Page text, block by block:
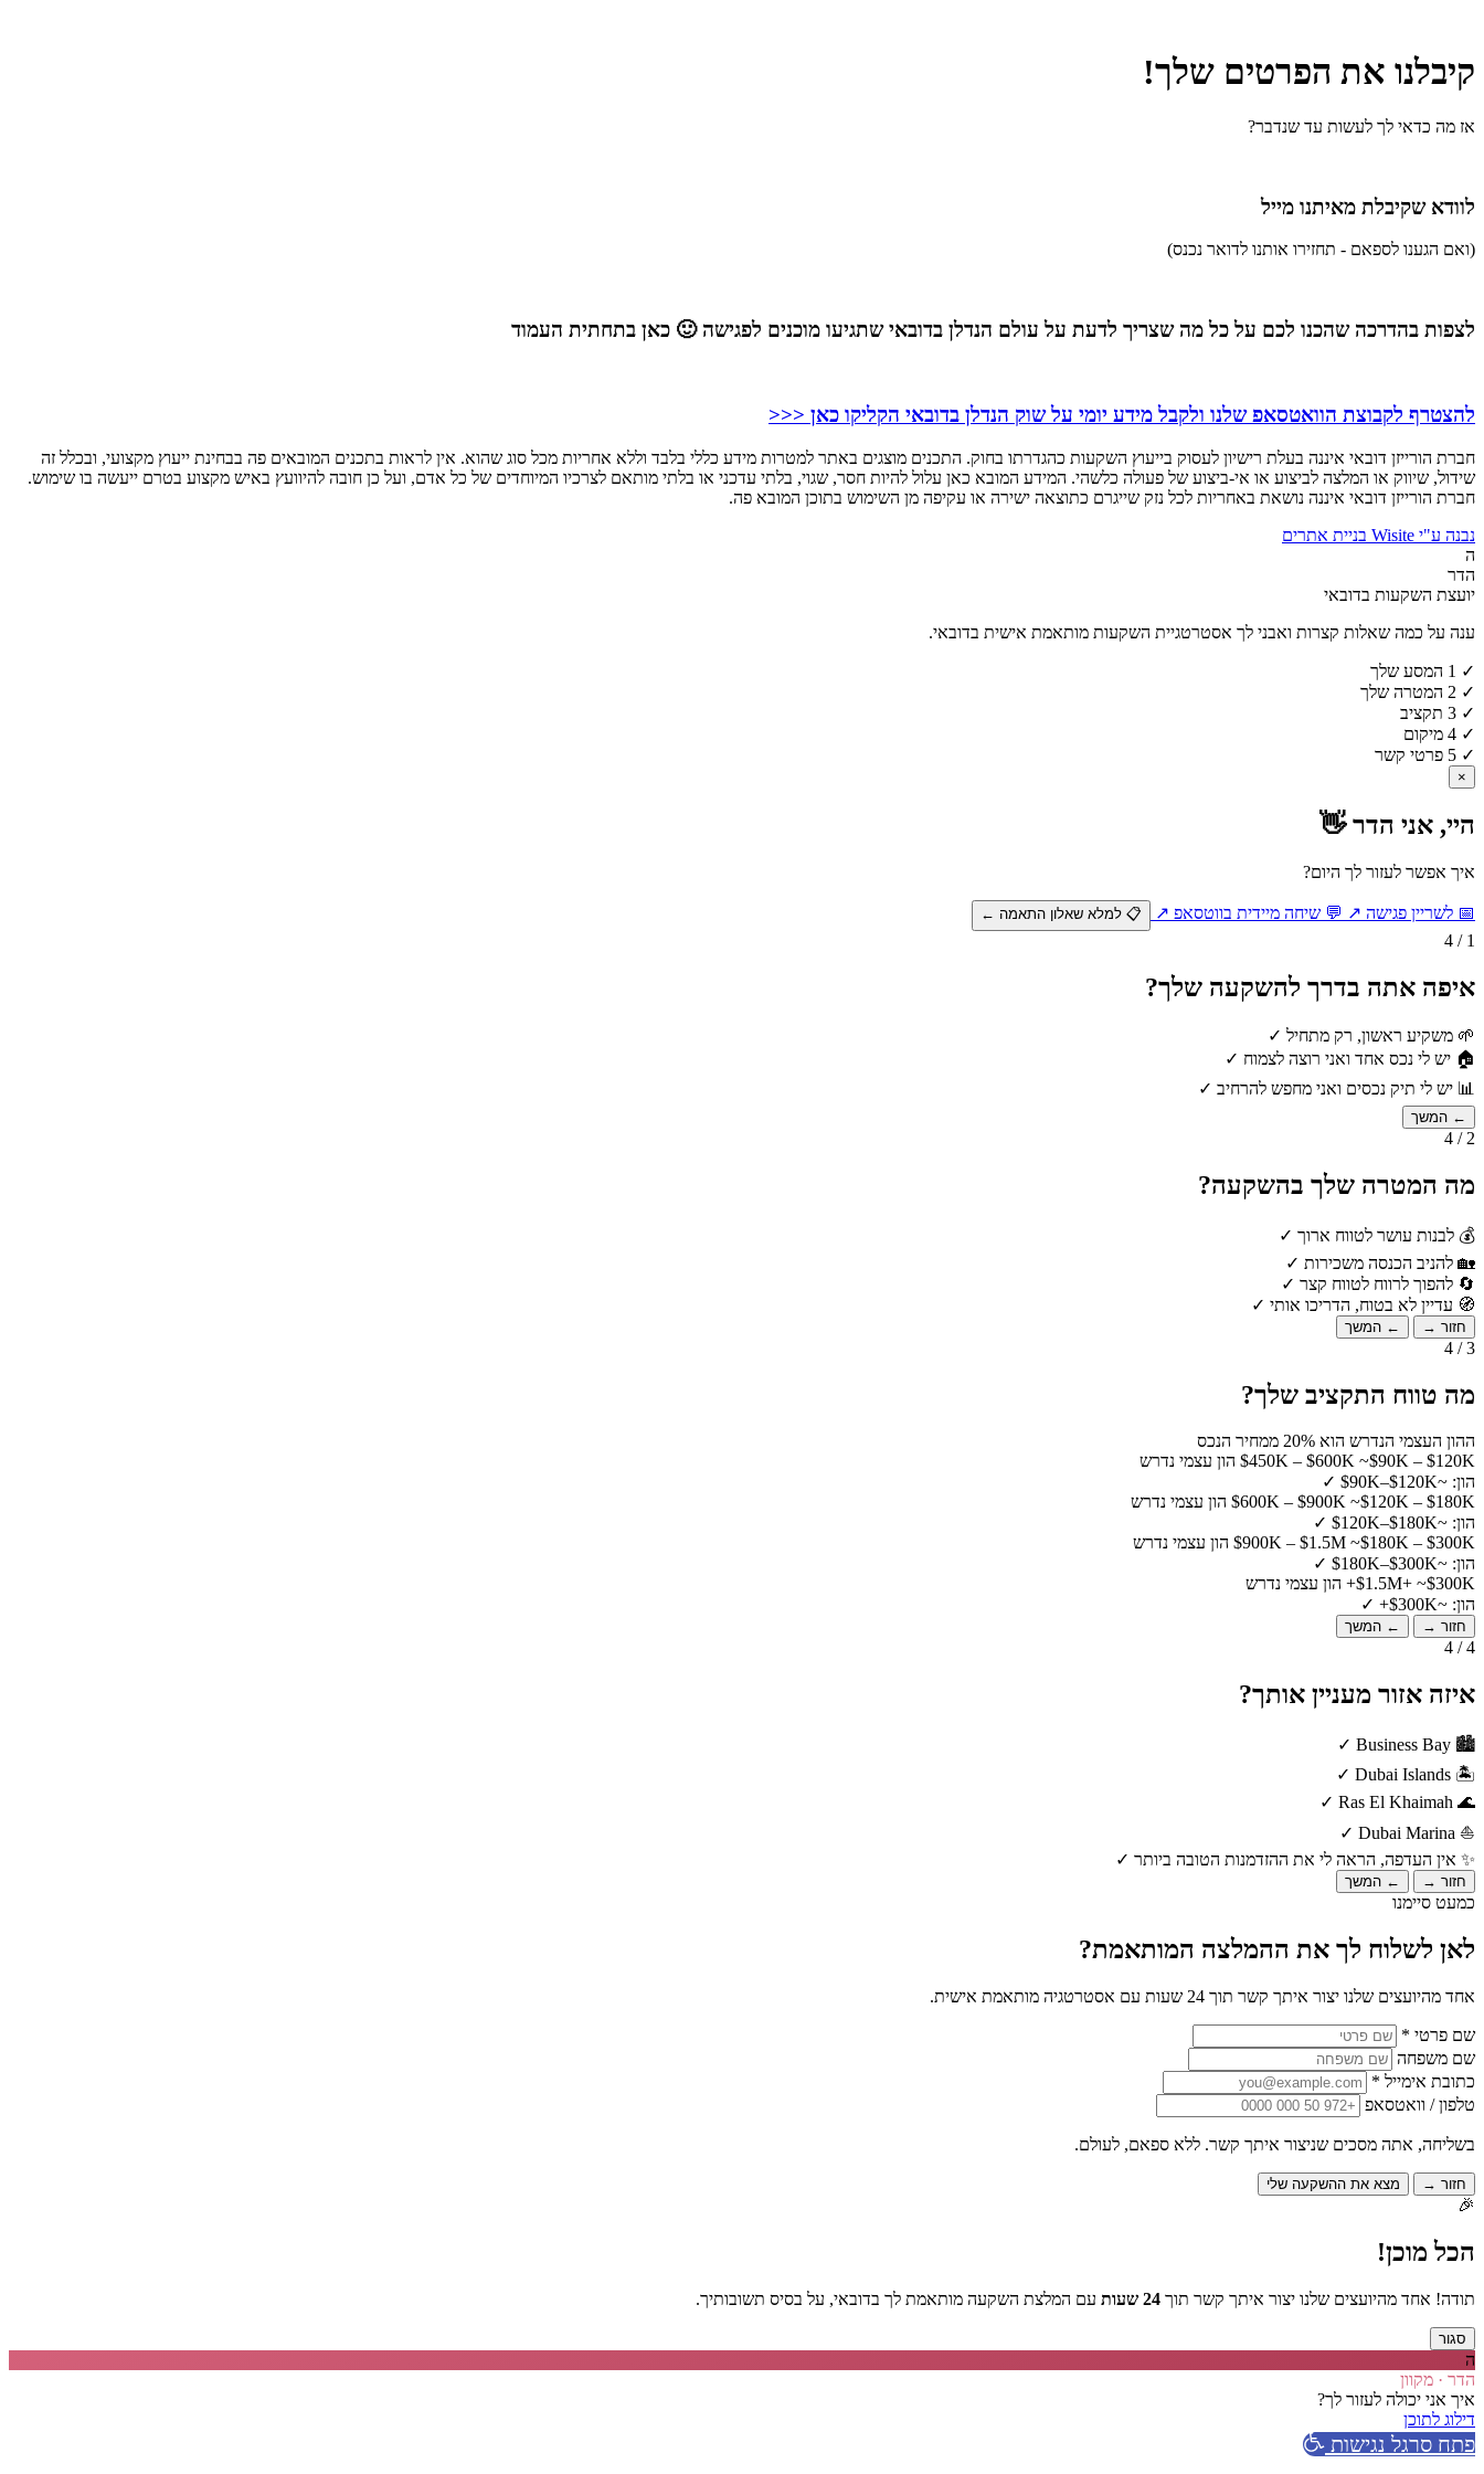
קיבלנו את הפרטים שלך!
אז מה כדאי לך לעשות עד שנדבר?
לוודא שקיבלת מאיתנו מייל
(ואם הגענו לספאם - תחזירו אותנו לדואר נכנס)
לצפות בהדרכה שהכנו לכם על כל מה שצריך לדעת על עולם הנדלן בדובאי שתגיעו מוכנים לפגישה 🙂 כאן בתחתית העמוד
להצטרף לקבוצת הוואטסאפ שלנו ולקבל מידע יומי על שוק הנדלן בדובאי הקליקו כאן <<<
חברת הורייזן דובאי איננה בעלת רישיון לעסוק בייעוץ השקעות כהגדרתו בחוק. התכנים מוצגים באתר למטרות מידע כללי בלבד וללא אחריות מכל סוג שהוא. אין לראות בתכנים המובאים פה בבחינת ייעוץ מקצועי, ובכלל זה
שידול, שיווק או המלצה לביצוע או אי-ביצוע של פעולה כלשהי. המידע המובא כאן עלול להיות חסר, שגוי, בלתי עדכני או בלתי מותאם לצרכיו המיוחדים של כל אדם, ועל כן חובה להיוועץ באיש מקצוע בטרם ייעשה בו שימוש.
חברת הורייזן דובאי איננה נושאת באחריות לכל נזק שייגרם כתוצאה ישירה או עקיפה מן השימוש בתוכן המובא פה.
נבנה ע"י Wisite בניית אתרים
ה
הדר
יועצת השקעות בדובאי
ענה על כמה שאלות קצרות ואבני לך אסטרטגיית השקעות מותאמת אישית בדובאי.
✓
1 המסע שלך
✓
2 המטרה שלך
✓
3 תקציב
✓
4 מיקום
✓
5 פרטי קשר
×
היי, אני הדר 👋
איך אפשר לעזור לך היום?
📅 לשריין פגישה ↗
💬 שיחה מיידית בווטסאפ ↗
📋 למלא שאלון התאמה ←
1 / 4
איפה אתה בדרך להשקעה שלך?
🌱 משקיע ראשון, רק מתחיל ✓
🏠 יש לי נכס אחד ואני רוצה לצמוח ✓
📊 יש לי תיק נכסים ואני מחפש להרחיב ✓
← המשך
2 / 4
מה המטרה שלך בהשקעה?
💰 לבנות עושר לטווח ארוך ✓
🏡 להניב הכנסה משכירות ✓
🔄 להפוך לרווח לטווח קצר ✓
🧭 עדיין לא בטוח, הדריכו אותי ✓
חזור → ← המשך
3 / 4
מה טווח התקציב שלך?
ההון העצמי הנדרש הוא 20% ממחיר הנכס
$450K – $600K ~$90K – $120K הון עצמי נדרש
הון: ~$90K–$120K
✓
$600K – $900K ~$120K – $180K הון עצמי נדרש
הון: ~$120K–$180K
✓
$900K – $1.5M ~$180K – $300K הון עצמי נדרש
הון: ~$180K–$300K
✓
$1.5M+ ~$300K+ הון עצמי נדרש
הון: ~$300K+
✓
חזור → ← המשך
4 / 4
איזה אזור מעניין אותך?
🏙️
Business Bay
✓
🏝️
Dubai Islands
✓
🌊
Ras El Khaimah
✓
⛵
Dubai Marina
✓
✨ אין העדפה, הראה לי את ההזדמנות הטובה ביותר ✓
חזור → ← המשך
כמעט סיימנו
לאן לשלוח לך את ההמלצה המותאמת?
אחד מהיועצים שלנו יצור איתך קשר תוך 24 שעות עם אסטרטגיה מותאמת אישית.
שם פרטי *
שם משפחה
כתובת אימייל *
טלפון / וואטסאפ
בשליחה, אתה מסכים שניצור איתך קשר. ללא ספאם, לעולם.
חזור → מצא את ההשקעה שלי
🎉
הכל מוכן!
תודה! אחד מהיועצים שלנו יצור איתך קשר תוך 24 שעות עם המלצת השקעה מותאמת לך בדובאי, על בסיס תשובותיך.
סגור
ה
הדר · מקוון
איך אני יכולה לעזור לך?
דילוג לתוכן
פתח סרגל נגישות